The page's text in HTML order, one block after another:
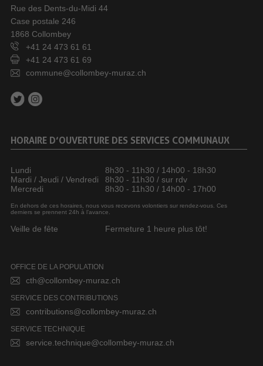
Rue des Dents-du-Midi 44
Case postale 246
1868 Collombey
+41 24 473 61 61
+41 24 473 61 69
commune@collombey-muraz.ch
HORAIRE D’OUVERTURE DES SERVICES COMMUNAUX
Lundi
8h30 - 11h30 / 14h00 - 18h30
Mardi / Jeudi / Vendredi
8h30 - 11h30 / sur rdv
Mercredi
8h30 - 11h30 / 14h00 - 17h00
En dehors de ces horaires, nous vous recevons volontiers sur rendez-vous. Ces
derniers se prennent 24h à l’avance.
Veille de fête Fermeture 1 heure plus tôt!
OFFICE DE LA POPULATION
cth@collombey-muraz.ch
SERVICE DES CONTRIBUTIONS
contributions@collombey-muraz.ch
SERVICE TECHNIQUE
service.technique@collombey-muraz.ch